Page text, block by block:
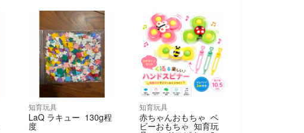
知育玩具
LaQ ラキュー 130g程
度
知育玩具
赤ちゃんおもちゃ ベ
ビーおもちゃ 知育玩